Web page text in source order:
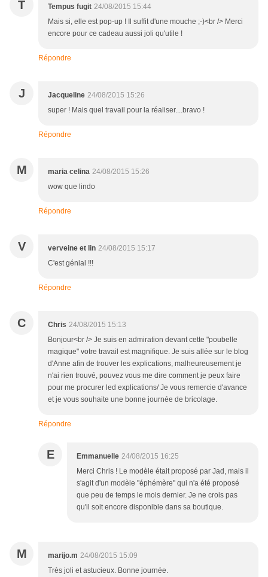
T Tempus fugit 24/08/2015 15:44
Mais si, elle est pop-up ! Il suffit d'une mouche ;-)<br /> Merci
encore pour ce cadeau aussi joli qu'utile !
Répondre
J Jacqueline 24/08/2015 15:26
super ! Mais quel travail pour la réaliser....bravo !
Répondre
M maria celina 24/08/2015 15:26
wow que lindo
Répondre
V verveine et lin 24/08/2015 15:17
C'est génial !!!
Répondre
C Chris 24/08/2015 15:13
Bonjour<br /> Je suis en admiration devant cette "poubelle
magique" votre travail est magnifique. Je suis allée sur le blog
d'Anne afin de trouver les explications, malheureusement je
n'ai rien trouvé, pouvez vous me dire comment je peux faire
pour me procurer led explications/ Je vous remercie d'avance
et je vous souhaite une bonne journée de bricolage.
Répondre
E Emmanuelle 24/08/2015 16:25
Merci Chris ! Le modèle était proposé par Jad, mais il
s'agit d'un modèle "éphémère" qui n'a été proposé
que peu de temps le mois dernier. Je ne crois pas
qu'il soit encore disponible dans sa boutique.
M marijo.m 24/08/2015 15:09
Très joli et astucieux. Bonne journée.